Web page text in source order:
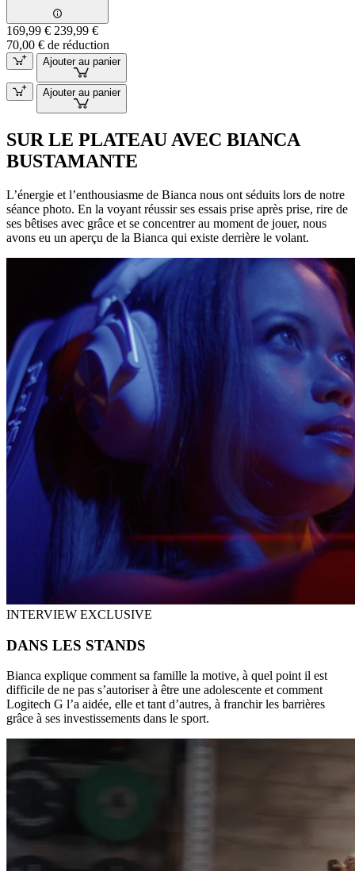
169,99 € 239,99 €
70,00 € de réduction
Ajouter au panier
Ajouter au panier
SUR LE PLATEAU AVEC BIANCA
BUSTAMANTE
L’énergie et l’enthousiasme de Bianca nous ont séduits lors de notre
séance photo. En la voyant réussir ses essais prise après prise, rire de
ses bêtises avec grâce et se concentrer au moment de jouer, nous
avons eu un aperçu de la Bianca qui existe derrière le volant.
INTERVIEW EXCLUSIVE
DANS LES STANDS
Bianca explique comment sa famille la motive, à quel point il est
difficile de ne pas s’autoriser à être une adolescente et comment
Logitech G l’a aidée, elle et tant d’autres, à franchir les barrières
grâce à ses investissements dans le sport.